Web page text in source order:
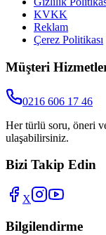
KVKK
Reklam
Çerez Politikası
Müşteri
0216 606 17 46
Her türlü soru, öneri
ulaşabilirsiniz.
Bizi Takip Edin
X
Bilgilendirme